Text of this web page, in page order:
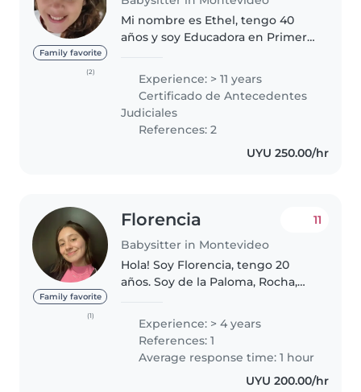
Family favorite
(2)
Mi nombre es Ethel, tengo 40
años y soy Educadora en Primera
con aval de INAU y MEC. Cuento
con experiencia en el cuidado
integral de niñas y niños,
acompañando..
Experience: > 11 years
Certificado de Antecedentes
Judiciales
References: 2
UYU 250.00/hr
Family favorite
(1)
Florencia
Babysitter in Montevideo
11
Hola! Soy Florencia, tengo 20
años. Soy de la Paloma, Rocha,
estudiar Psicología. Cuento con
cuatro años de experiencia de
diversas edades. Arranqué..
Experience: > 4 years
References: 1
Average response time: 1 hour
UYU 200.00/hr